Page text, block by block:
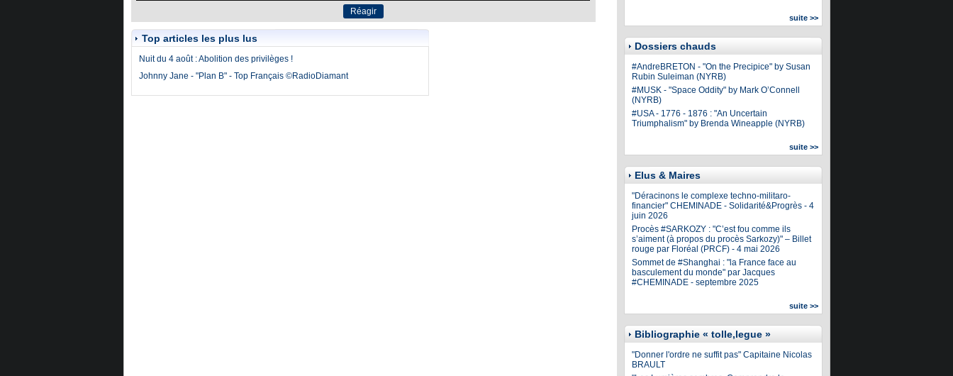
Top articles les plus lus
Nuit du 4 août : Abolition des privilèges !
Johnny Jane - "Plan B" - Top Français ©RadioDiamant
suite >>
Dossiers chauds
#AndreBRETON - "On the Precipice" by Susan
Rubin Suleiman (NYRB)
#MUSK - "Space Oddity" by Mark O’Connell
(NYRB)
#USA - 1776 - 1876 : "An Uncertain
Triumphalism" by Brenda Wineapple (NYRB)
suite >>
Elus & Maires
"Déracinons le complexe techno-militaro-
financier" CHEMINADE - Solidarité&Progrès - 4
juin 2026
Procès #SARKOZY : "C’est fou comme ils
s’aiment (à propos du procès Sarkozy)" – Billet
rouge par Floréal (PRCF) - 4 mai 2026
Sommet de #Shanghai : "la France face au
basculement du monde" par Jacques
#CHEMINADE - septembre 2025
suite >>
Bibliographie « tolle,legue »
"Donner l'ordre ne suffit pas" Capitaine Nicolas
BRAULT